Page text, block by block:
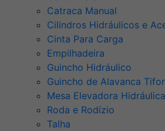
Catraca Manual
Cilindros Hidráulicos e
Cinta Para Carga
Empilhadeira
Guincho Hidráulico
Guincho de Alavanca Tifor
Mesa Elevadora Hidráulica
Roda e Rodízio
Talha